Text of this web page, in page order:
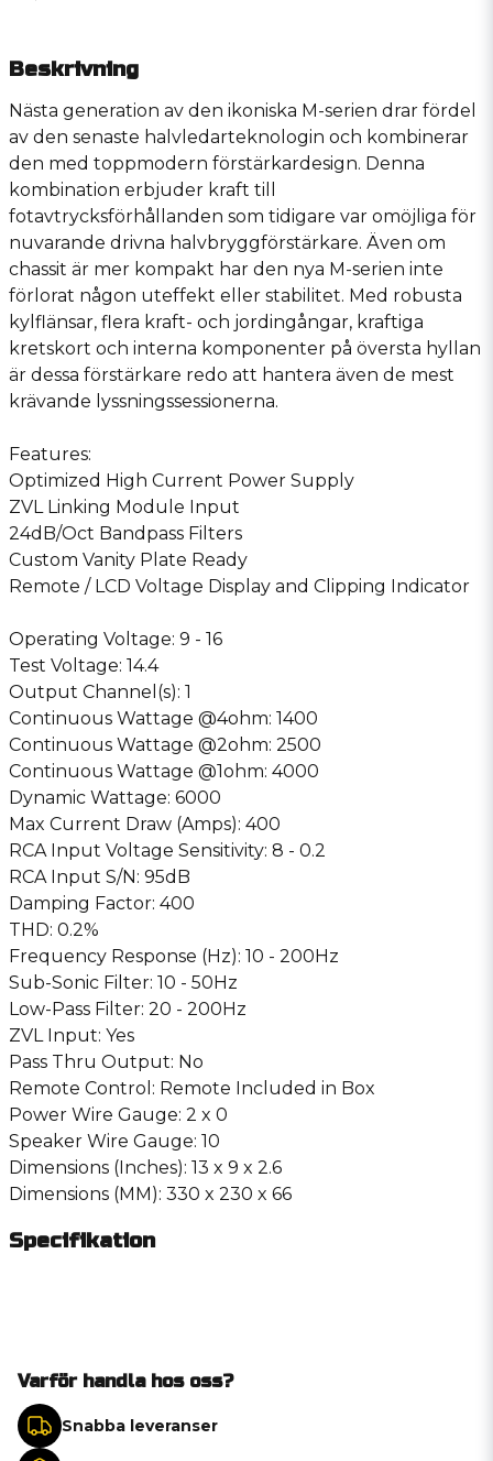
Beskrivning
Nästa generation av den ikoniska M-serien drar fördel
av den senaste halvledarteknologin och kombinerar
den med toppmodern förstärkardesign. Denna
kombination erbjuder kraft till
fotavtrycksförhållanden som tidigare var omöjliga för
nuvarande drivna halvbryggförstärkare. Även om
chassit är mer kompakt har den nya M-serien inte
förlorat någon uteffekt eller stabilitet. Med robusta
kylflänsar, flera kraft- och jordingångar, kraftiga
kretskort och interna komponenter på översta hyllan
är dessa förstärkare redo att hantera även de mest
krävande lyssningssessionerna.
Features:
Optimized High Current Power Supply
ZVL Linking Module Input
24dB/Oct Bandpass Filters
Custom Vanity Plate Ready
Remote / LCD Voltage Display and Clipping Indicator
Operating Voltage: 9 - 16
Test Voltage: 14.4
Output Channel(s): 1
Continuous Wattage @4ohm: 1400
Continuous Wattage @2ohm: 2500
Continuous Wattage @1ohm: 4000
Dynamic Wattage: 6000
Max Current Draw (Amps): 400
RCA Input Voltage Sensitivity: 8 - 0.2
RCA Input S/N: 95dB
Damping Factor: 400
THD: 0.2%
Frequency Response (Hz): 10 - 200Hz
Sub-Sonic Filter: 10 - 50Hz
Low-Pass Filter: 20 - 200Hz
ZVL Input: Yes
Pass Thru Output: No
Remote Control: Remote Included in Box
Power Wire Gauge: 2 x 0
Speaker Wire Gauge: 10
Dimensions (Inches): 13 x 9 x 2.6
Dimensions (MM): 330 x 230 x 66
Specifikation
Varför handla hos oss?
Snabba leveranser